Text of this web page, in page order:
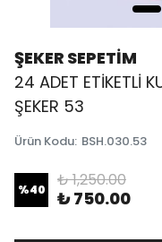
ŞEKER SEPETİM
24 ADET ETİKETLİ
ŞEKER 53
Ürün Kodu: BSH.030.53
%40 ₺ 1,250.00
₺ 750.00